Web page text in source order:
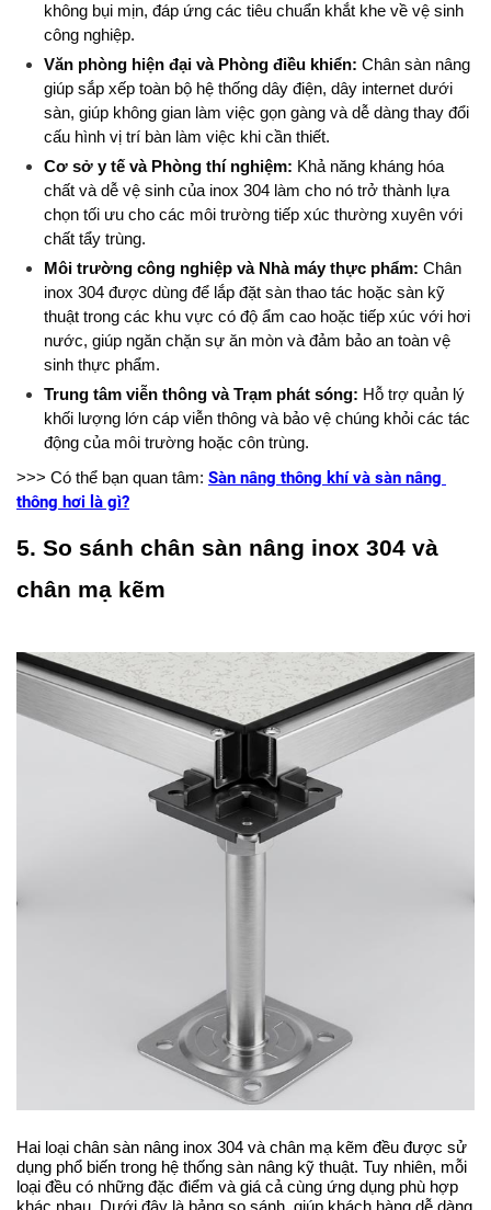
không bụi mịn, đáp ứng các tiêu chuẩn khắt khe về vệ sinh
công nghiệp.
Văn phòng hiện đại và Phòng điều khiển: Chân sàn nâng
giúp sắp xếp toàn bộ hệ thống dây điện, dây internet dưới
sàn, giúp không gian làm việc gọn gàng và dễ dàng thay đổi
cấu hình vị trí bàn làm việc khi cần thiết.
Cơ sở y tế và Phòng thí nghiệm: Khả năng kháng hóa
chất và dễ vệ sinh của inox 304 làm cho nó trở thành lựa
chọn tối ưu cho các môi trường tiếp xúc thường xuyên với
chất tẩy trùng.
Môi trường công nghiệp và Nhà máy thực phẩm: Chân
inox 304 được dùng để lắp đặt sàn thao tác hoặc sàn kỹ
thuật trong các khu vực có độ ẩm cao hoặc tiếp xúc với hơi
nước, giúp ngăn chặn sự ăn mòn và đảm bảo an toàn vệ
sinh thực phẩm.
Trung tâm viễn thông và Trạm phát sóng: Hỗ trợ quản lý
khối lượng lớn cáp viễn thông và bảo vệ chúng khỏi các tác
động của môi trường hoặc côn trùng.
>>> Có thể bạn quan tâm: Sàn nâng thông khí và sàn nâng
thông hơi là gì?
5. So sánh chân sàn nâng inox 304 và
chân mạ kẽm
Hai loại chân sàn nâng inox 304 và chân mạ kẽm đều được sử
dụng phổ biến trong hệ thống sàn nâng kỹ thuật. Tuy nhiên, mỗi
loại đều có những đặc điểm và giá cả cùng ứng dụng phù hợp